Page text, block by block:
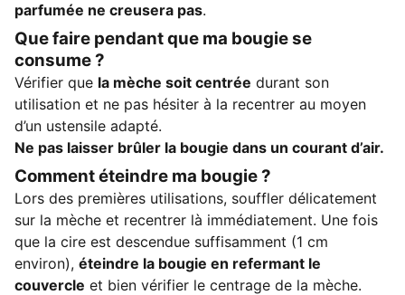
parfumée ne creusera pas.
Que faire pendant que ma bougie se
consume ?
Vérifier que la mèche soit centrée durant son
utilisation et ne pas hésiter à la recentrer au moyen
d’un ustensile adapté.
Ne pas laisser brûler la bougie dans un courant d’air.
Comment éteindre ma bougie ?
Lors des premières utilisations, souffler délicatement
sur la mèche et recentrer là immédiatement. Une fois
que la cire est descendue suffisamment (1 cm
environ), éteindre la bougie en refermant le
couvercle et bien vérifier le centrage de la mèche.